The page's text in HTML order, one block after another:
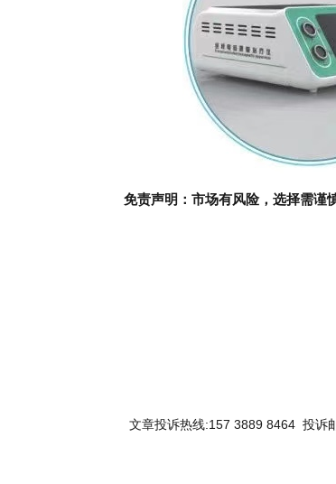
免责声明：市场有风险，选择需谨
文章投诉热线:157 3889 8464 投诉